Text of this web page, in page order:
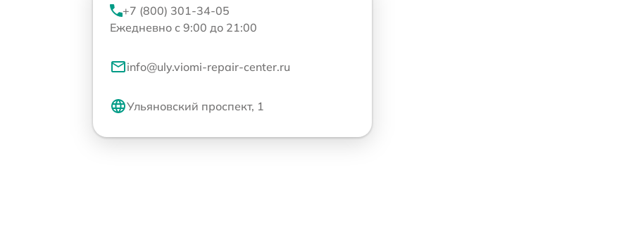
+7 (800) 301-34-05
Ежедневно с 9:00 до 21:00
info@uly.viomi-repair-center.ru
Ульяновский проспект, 1